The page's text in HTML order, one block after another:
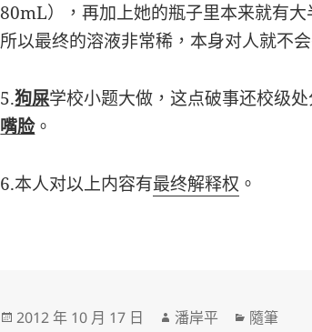
80mL），再加上她的瓶子里本来就有
所以最终的溶液非常稀，本身对人就不
5.狗屎学校小题大做，这点破事还校级
嘴脸。
6.本人对以上内容有最终解释权 。
發
2012 年 10 月 17 日
作
潘岸平
分
隨筆